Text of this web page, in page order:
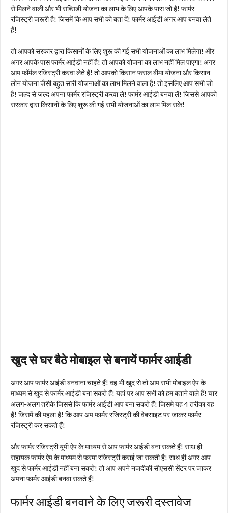
से मिलने वाली और भी सब्सिडी योजना का लाभ के लिए आपके पास जो है! फार्मर
रजिस्ट्री जरूरी है! जिसमें कि आप सभी को बता दें! फार्मर आईडी अगर आप बनवा लेते
हैं!
तो आपको सरकार द्वारा किसानों के लिए शुरू की गई सभी योजनाओं का लाभ मिलेगा! और
अगर आपके पास फार्मर आईडी नहीं है! तो आपको योजना का लाभ नहीं मिल पाएगा! अगर
आप फॉर्मल रजिस्ट्री करवा लेते हैं! तो आपको किसान फसल बीमा योजना और किसान
लोन योजना जैसी बहुत सारी योजनाओं का लाभ मिलने वाला है! तो इसलिए आप सभी जो
है! जल्द से जल्द अपना फार्मर रजिस्ट्री करवा ले! फार्मर आईडी बनवा लें! जिससे आपको
सरकार द्वारा किसानों के लिए शुरू की गई सभी योजनाओं का लाभ मिल सके!
खुद से घर बैठे मोबाइल से बनायें फार्मर आईडी
अगर आप फार्मर आईडी बनवाना चाहते हैं! वह भी खुद से तो आप सभी मोबाइल ऐप के
माध्यम से खुद से फार्मर आईडी बना सकते हैं! यहां पर आप सभी को हम बताने वाले हैं! चार
अलग-अलग तरीके जिससे कि फार्मर आईडी आप बना सकते हैं! जिसमे यह 4 तरीका यह
हैं! जिसमें की पहला है! कि आप अप फार्मर रजिस्ट्री की वेबसाइट पर जाकर फार्मर
रजिस्ट्री कर सकते हैं!
और फार्मर रजिस्ट्री यूपी ऐप के माध्यम से आप फार्मर आईडी बना सकते हैं! साथ ही
सहायक फार्मर ऐप के माध्यम से फरमा रजिस्ट्री कराई जा सकती है! साथ ही अगर आप
खुद से फार्मर आईडी नहीं बना सकते! तो आप अपने नजदीकी सीएससी सेंटर पर जाकर
अपना फार्मर आईडी बनवा सकते हैं!
फार्मर आईडी बनवाने के लिए जरूरी दस्तावेज